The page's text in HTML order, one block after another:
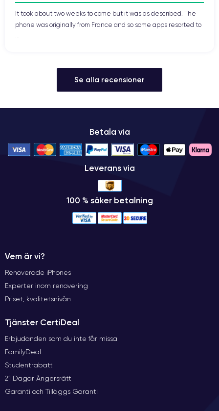
It took about two weeks to come but it was as described. The
phone was originally from France and so some apps resorted to
Se alla recensioner
Betala via
Leverans via
100 % säker betalning
Vem är vi?
Renoverade iPhones
Experter inom renovering
Priset, kvalitetsnivån
Tjänster CertiDeal
Erbjudanden som du inte får missa
FamilyDeal
Studentrabatt
21 Dagar Ångersrätt
Garanti och Tilläggs Garanti